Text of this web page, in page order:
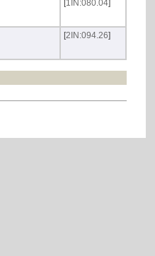
[1IN:080.04]
[2IN:094.26]